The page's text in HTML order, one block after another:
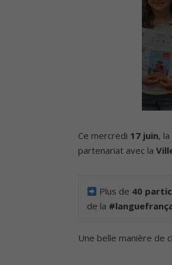
Ce mercredi 17 juin, la
partenariat avec la
Plus de 40
de la
Une belle manière de